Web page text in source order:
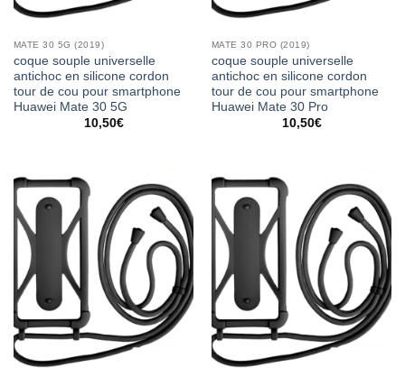
MATE 30 5G (2019)
coque souple universelle
antichoc en silicone cordon
tour de cou pour smartphone
Huawei Mate 30 5G
10,50€
MATE 30 PRO (2019)
coque souple universelle
antichoc en silicone cordon
tour de cou pour smartphone
Huawei Mate 30 Pro
10,50€